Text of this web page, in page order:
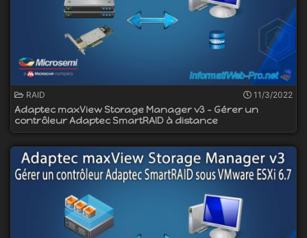
RAID 11/3/2022
Adaptec maxView Storage Manager v3 - Gérer un
contrôleur Adaptec SmartRAID à distance